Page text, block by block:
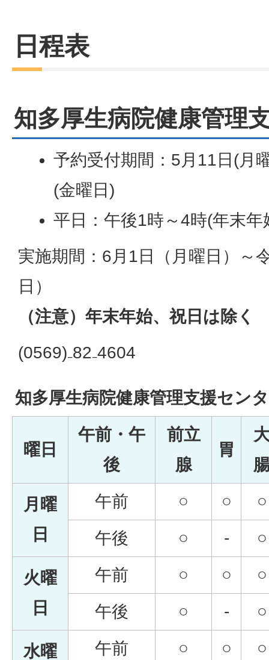
日程表
知多厚生病院健康管理
予約受付期間：5月11日(月
(金曜日)
平日：午後1時～4時(年末
実施期間：6月1日（月曜日）～
日）
（注意）年末年始、祝日は除く
(0569)₋82₋4604
知多厚生病院健康管理支援セン
曜日
午前・午
後
前立
腺
胃
月曜
日
午前 ○ ○
○
午後
○ - ○
火曜
日
午前 ○ ○
○
午後
○ - ○
水曜
午前 ○ ○
○